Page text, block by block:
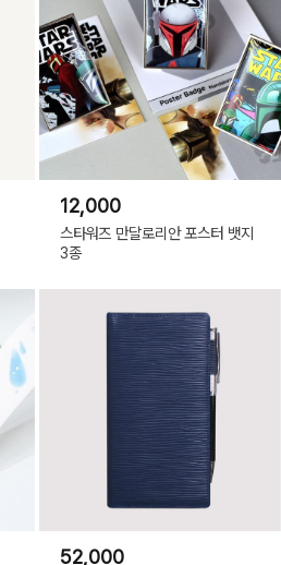
12,000
스타워즈 만달로리안 포스터 뱃지
3종
52,000